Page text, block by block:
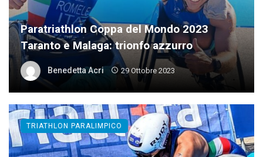
Paratriathlon Coppa del Mondo 2023
Taranto e Malaga: trionfo azzurro
Benedetta Acri 29 Ottobre 2023
TRIATHLON PARALIMPICO